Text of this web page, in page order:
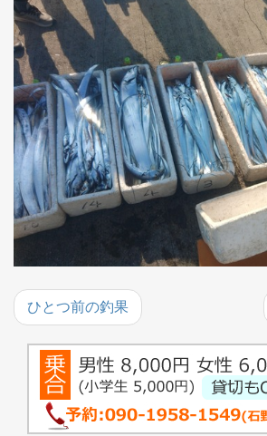
ひとつ前の釣果